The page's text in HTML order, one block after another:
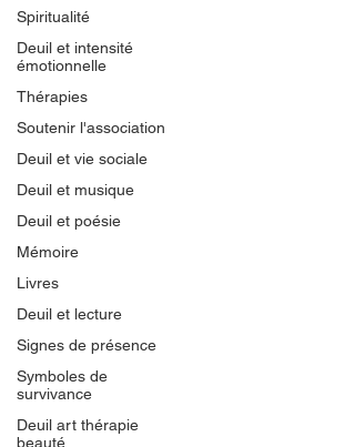
Spiritualité
Deuil et intensité
émotionnelle
Thérapies
Soutenir l'association
Deuil et vie sociale
Deuil et musique
Deuil et poésie
Mémoire
Livres
Deuil et lecture
Signes de présence
Symboles de
survivance
Deuil art thérapie
beauté